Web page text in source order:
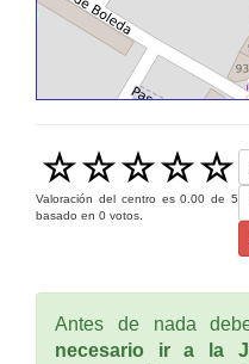
Valoración del centro es0.00 de5
basado en 0 votos.
Antes de nada
necesario ir a la